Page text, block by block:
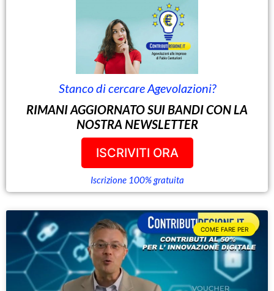
Stanco di cercare Agevolazioni?
RIMANI AGGIORNATO SUI BANDI CON LA
NOSTRA NEWSLETTER
ISCRIVITI ORA
Iscrizione 100% gratuita
COME FARE PER